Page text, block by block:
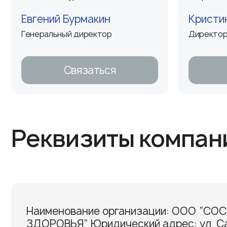
Евгений Бурмакин
Генеральный директор
Связаться
Реквизиты
Наименование организации: ООО
ЗДОРОВЬЯ” Юридический адрес: ул.